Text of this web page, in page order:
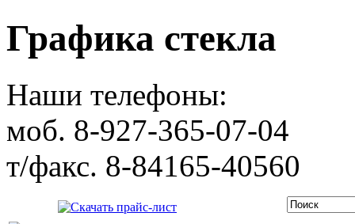
Графика стекла
Наши телефоны:
моб. 8-927-365-07-04
т/факс. 8-84165-40560